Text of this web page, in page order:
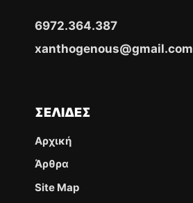
6972.364.387
xanthogenous@gmail.com
ΣΕΛΊΔΕΣ
Αρχική
Άρθρα
Site Map